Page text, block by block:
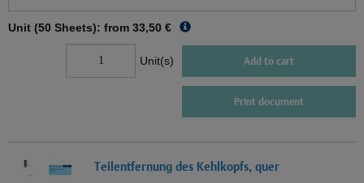
Unit (50 Sheets): from 33,50 €
Unit(s) Add to cart
Print document
Teilentfernung des Kehlkopfs, quer